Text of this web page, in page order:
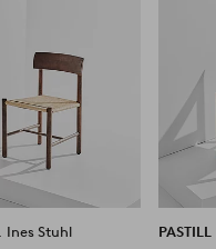
Ines Stuhl
PASTILL